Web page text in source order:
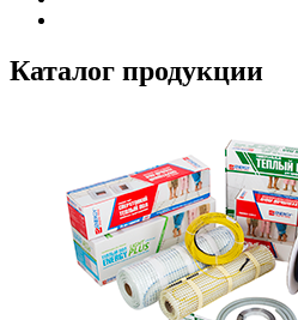
Каталог продукции